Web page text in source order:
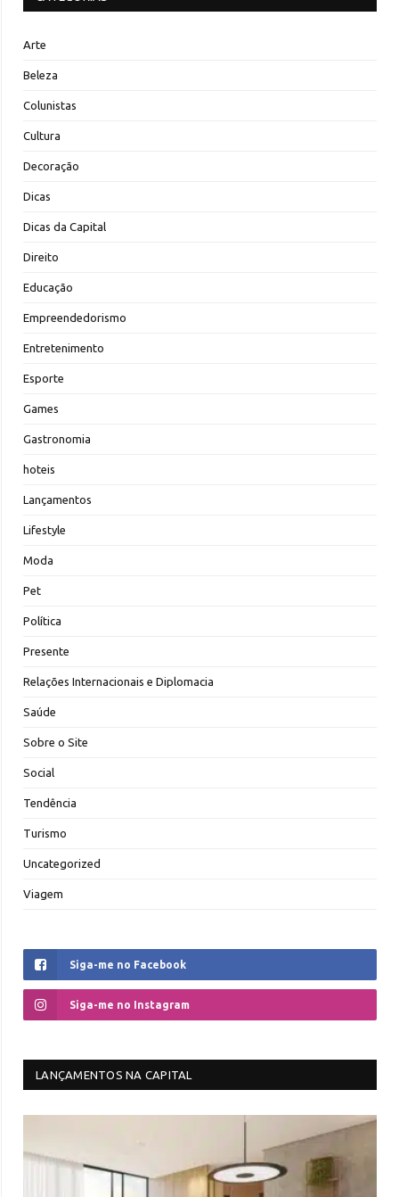
Arte
Beleza
Colunistas
Cultura
Decoração
Dicas
Dicas da Capital
Direito
Educação
Empreendedorismo
Entretenimento
Esporte
Games
Gastronomia
hoteis
Lançamentos
Lifestyle
Moda
Pet
Política
Presente
Relações Internacionais e Diplomacia
Saúde
Sobre o Site
Social
Tendência
Turismo
Uncategorized
Viagem
Siga-me no Facebook
Siga-me no Instagram
LANÇAMENTOS NA CAPITAL